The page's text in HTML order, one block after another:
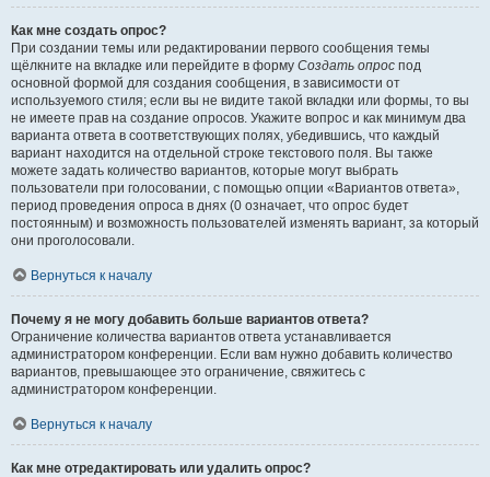
Как мне создать опрос?
При создании темы или редактировании первого сообщения темы
щёлкните на вкладке или перейдите в форму Создать опрос под
основной формой для создания сообщения, в зависимости от
используемого стиля; если вы не видите такой вкладки или формы, то вы
не имеете прав на создание опросов. Укажите вопрос и как минимум два
варианта ответа в соответствующих полях, убедившись, что каждый
вариант находится на отдельной строке текстового поля. Вы также
можете задать количество вариантов, которые могут выбрать
пользователи при голосовании, с помощью опции «Вариантов ответа»,
период проведения опроса в днях (0 означает, что опрос будет
постоянным) и возможность пользователей изменять вариант, за который
они проголосовали.
Вернуться к началу
Почему я не могу добавить больше вариантов ответа?
Ограничение количества вариантов ответа устанавливается
администратором конференции. Если вам нужно добавить количество
вариантов, превышающее это ограничение, свяжитесь с
администратором конференции.
Вернуться к началу
Как мне отредактировать или удалить опрос?